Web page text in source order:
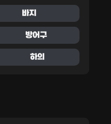
바지
방어구
하의